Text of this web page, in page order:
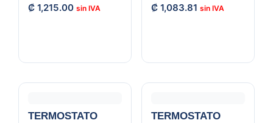
₡ 1,215.00
₡ 1,083.81
TERMOSTATO
TERMOSTATO